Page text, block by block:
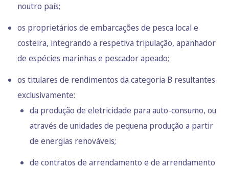
noutro país;
os proprietários de embarcações de pesca local e
costeira, integrando a respetiva tripulação, apanhador
de espécies marinhas e pescador apeado;
os titulares de rendimentos da categoria B resultantes
exclusivamente:
da produção de eletricidade para auto-consumo, ou
através de unidades de pequena produção a partir
de energias renováveis;
de contratos de arrendamento e de arrendamento